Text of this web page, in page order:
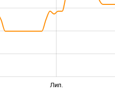
Лип.